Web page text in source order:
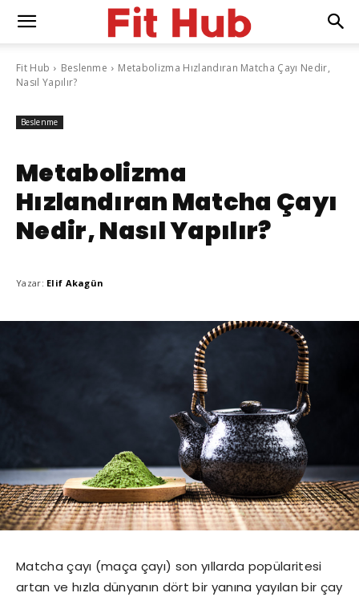
Fit Hub Beslenme
Metabolizma Hızlandıran Matcha Çayı Nedir,
Nasıl Yapılır?
Beslenme
Metabolizma
Hızlandıran Matcha Çayı
Nedir, Nasıl Yapılır?
Yazar: Elif Akagün
Matcha çayı (maça çayı) son yıllarda popülaritesi
artan ve hızla dünyanın dört bir yanına yayılan bir çay